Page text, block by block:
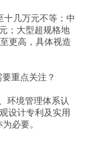
十几万元不等；中
；大型超规格地
更高，具体视造
重点关注？
环境管理体系认
设计专利及实用
必要。